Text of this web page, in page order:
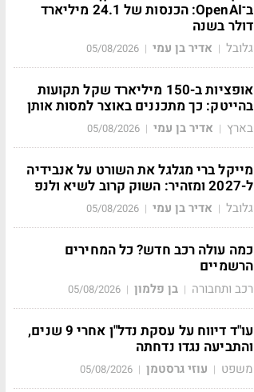
ב־OpenAI: הכנסות של 24.1 מיליארד
דולר בשנה
גלובל | אדיר בן עמי |
05/08/2026
אופציות ב-150 מיליארד שקל תקועות
בהייטק: כך מתכננים באוצר למסות אותן
בארץ | אדיר בן עמי |
05/08/2026
מייקל ברי מגלגל את השורט על אנבידיה
ל-2027 ומזהיר: השוק קרוב לשיא ולנפ
גלובל | אדיר בן עמי |
05/08/2026
כמה עולה רכב חדש? כל המחירים
הרשמיים
רכב ותחבורה | בן פלמון |
05/08/2026
עו"ד דיווח על עסקת נדל"ן אחרי 9 שנים,
והתביעה נגדו נדחתה
משפט | עוזי גרסטמן |
05/08/2026